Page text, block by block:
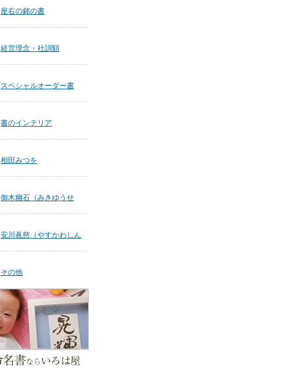
座右の銘の書
経営理念・社訓額
スペシャルオーダー書
書のインテリア
相田みつを
御木幽石（みきゆうせ
安川眞慈（やすかわしん
その他